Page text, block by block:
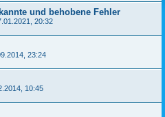
und behobene Fehler
20:32
23:24
10:45